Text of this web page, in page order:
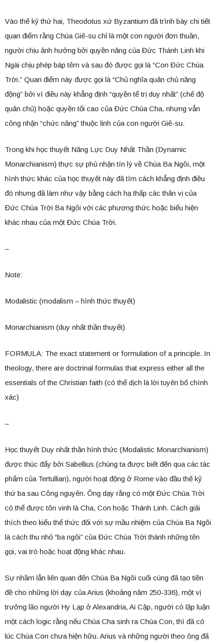
Vào thế kỷ thứ hai, Theodotus xứ Byzantium đã trình bày chi tiết
quan điểm rằng Chúa Giê-su chỉ là một con người đơn thuần,
người chịu ảnh hưởng bởi quyền năng của Đức Thánh Linh khi
Ngài chịu phép báp têm và sau đó được gọi là “Con Đức Chúa
Trời.” Quan điểm này được gọi là “Chủ nghĩa quân chủ năng
động” bởi vì điều này khẳng định “quyền tể trị duy nhất” (chế độ
quân chủ) hoặc quyền tối cao của Đức Chúa Cha, nhưng vẫn
công nhận “chức năng” thuộc linh của con người Giê-su.
Trong khi học thuyết Năng Lực Duy Nhất Thần (Dynamic
Monarchianism) thực sự phủ nhận tín lý về Chúa Ba Ngôi, một
hình thức khác của học thuyết này đã tìm cách khẳng định điều
đó nhưng đã làm như vậy bằng cách hạ thấp các thân vị của
Đức Chúa Trời Ba Ngôi với các phương thức hoặc biểu hiện
khác nhau của một Đức Chúa Trời.
–
Note:
Modalistic (modalism – hình thức thuyết)
Monarchianism (duy nhất thần thuyết)
FORMULA: The exact statement or formulation of a principle. In
theology, there are doctrinal formulas that express either all the
essentials of the Christian faith (có thể dịch là lời tuyên bố chính
xác)
–
Học thuyết Duy nhất thần hình thức (Modalistic Monarchianism)
được thúc đẩy bởi Sabellius (chúng ta được biết đến qua các tác
phẩm của Tertullian), người hoạt động ở Rome vào đầu thế kỷ
thứ ba sau Công nguyên. Ông dạy rằng có một Đức Chúa Trời
có thể được tôn vinh là Cha, Con hoặc Thánh Linh. Cách giải
thích theo kiểu thể thức đối với sự mầu nhiệm của Chúa Ba Ngôi
là cách thu nhỏ “ba ngôi” của Đức Chúa Trời thành những tên
gọi, vai trò hoặc hoạt động khác nhau.
Sự nhầm lẫn liên quan đến Chúa Ba Ngôi cuối cùng đã tạo tiền
đề cho những lời dạy của Arius (khoảng năm 250-336), một vị
trưởng lão người Hy Lạp ở Alexandria, Ai Cập, người có lập luận
một cách logic rằng nếu Chúa Cha sinh ra Chúa Con, thì đã có
lúc Chúa Con chưa hiện hữu. Arius và những người theo ông đã